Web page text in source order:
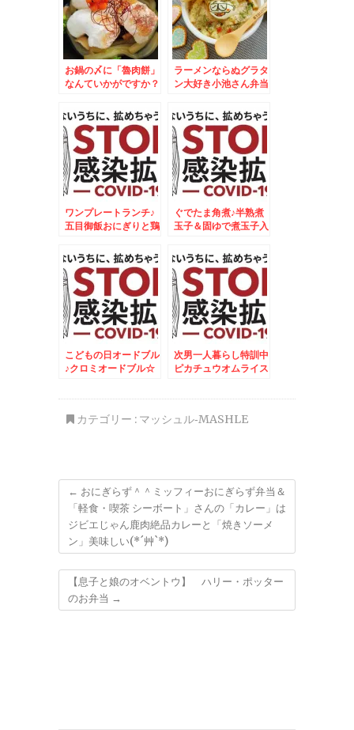
お鍋の〆に「魯肉餅」
なんていかがですか？
ラーメンならぬグラタ
ン大好き小池さん弁当
ワンプレートランチ♪
五目御飯おにぎりと鶏
ぐでたま角煮♪半熟煮
玉子＆固ゆで煮玉子入
こどもの日オードブル
♪クロミオードブル☆
次男一人暮らし特訓中
ピカチュウオムライス
カテゴリー : マッシュル‐MASHLE
← おにぎらず＾＾ミッフィーおにぎらず弁当＆
「軽食・喫茶 シーボート」さんの「カレー」は
ジビエじゃん鹿肉絶品カレーと「焼きソーメ
ン」美味しい(*´艸`*)
【息子と娘のオベントウ】 ハリー・ポッター
のお弁当 →